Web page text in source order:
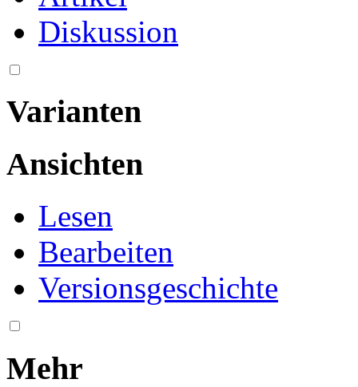
Diskussion
Varianten
Ansichten
Lesen
Bearbeiten
Versionsgeschichte
Mehr